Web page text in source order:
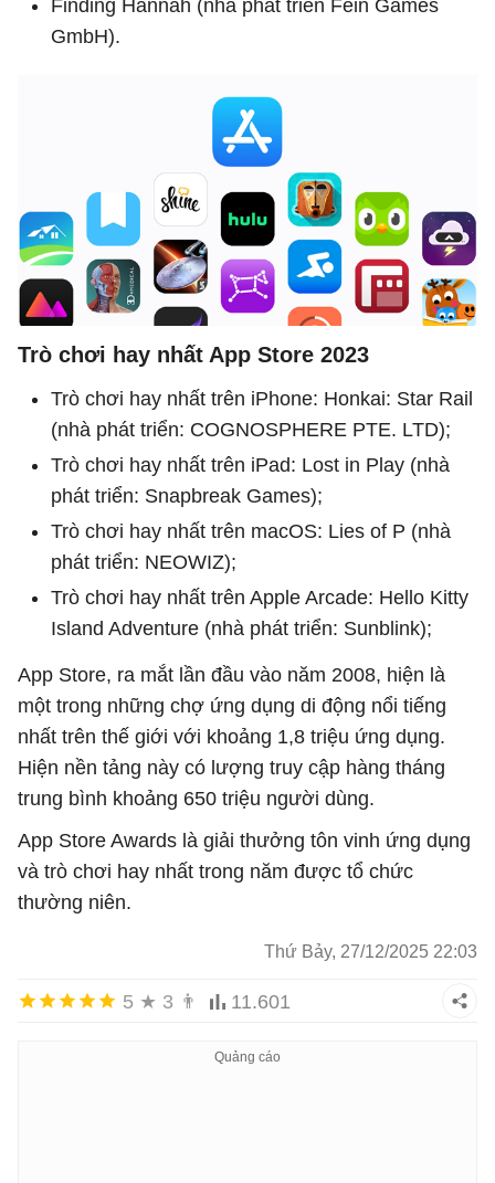
Finding Hannah (nhà phát triển Fein Games
GmbH).
Trò chơi hay nhất App Store 2023
Trò chơi hay nhất trên iPhone: Honkai: Star Rail
(nhà phát triển: COGNOSPHERE PTE. LTD);
Trò chơi hay nhất trên iPad: Lost in Play (nhà
phát triển: Snapbreak Games);
Trò chơi hay nhất trên macOS: Lies of P (nhà
phát triển: NEOWIZ);
Trò chơi hay nhất trên Apple Arcade: Hello Kitty
Island Adventure (nhà phát triển: Sunblink);
App Store, ra mắt lần đầu vào năm 2008, hiện là
một trong những chợ ứng dụng di động nổi tiếng
nhất trên thế giới với khoảng 1,8 triệu ứng dụng.
Hiện nền tảng này có lượng truy cập hàng tháng
trung bình khoảng 650 triệu người dùng.
App Store Awards là giải thưởng tôn vinh ứng dụng
và trò chơi hay nhất trong năm được tổ chức
thường niên.
Thứ Bảy, 27/12/2025 22:03
5 ★ 3 👨 11.601